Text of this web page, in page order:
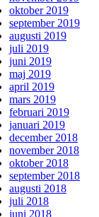
oktober 2019
september 2019
augusti 2019
juli 2019
juni 2019
maj 2019
april 2019
mars 2019
februari 2019
januari 2019
december 2018
november 2018
oktober 2018
september 2018
augusti 2018
juli 2018
juni 2018